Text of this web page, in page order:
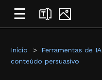
☰
Início Ferramentas de IA
conteúdo persuasivo